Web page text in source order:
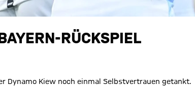
RÜCKSPIEL
Dynamo Kiew noch einmal Selbstvertrauen getankt.